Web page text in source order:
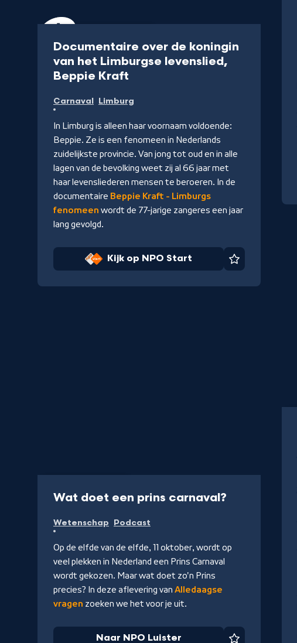
Documentaire over de koningin
van het Limburgse levenslied,
Beppie Kraft
op
NPO
Carnaval Limburg
In Limburg is alleen haar voornaam voldoende:
Beppie. Ze is een fenomeen in Nederlands
zuidelijkste provincie. Van jong tot oud en in alle
lagen van de bevolking weet zij al 66 jaar met
haar levensliederen mensen te beroeren. In de
documentaire Beppie Kraft - Limburgs
fenomeen wordt de 77-jarige zangeres een jaar
lang gevolgd.
Kijk op NPO Start Favoriet
Wat doet een prins carnaval?
Wetenschap Podcast
Op de elfde van de elfde, 11 oktober, wordt op
veel plekken in Nederland een Prins Carnaval
wordt gekozen. Maar wat doet zo'n Prins
precies? In deze aflevering van Alledaagse
vragen zoeken we het voor je uit.
Naar NPO Luister